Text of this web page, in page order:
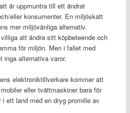
är uppmuntra till ett ändrat
eller konsumenter. En miljöskatt
mer miljövänliga alternativ.
att ändra sitt köpbeteende och
för miljön. Men i fallet med
inga alternativa varor.
elektroniktillverkare kommer att
eller tvättmaskiner bara för
ett land med en dryg promille av